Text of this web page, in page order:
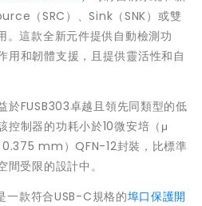
（SRC）、Sink（SNK）或雙
。這款全新元件提供自動檢測功
用和韌體支援，且提供靈活性和自
於FUSB303卓越且領先同類型的低
控制器的功耗小於10微安培（μ
0.375 mm）QFN-12封裝，比標準
受限的設計中。
一款符合USB-C規格的埠口保護開